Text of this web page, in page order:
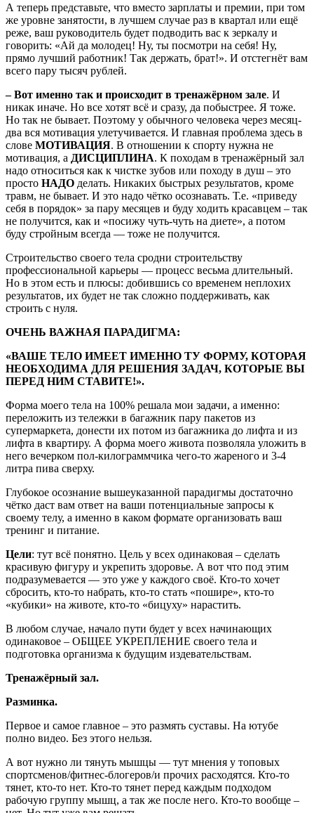
А теперь представьте, что вместо зарплаты и премии, при том
же уровне занятости, в лучшем случае раз в квартал или ещё
реже, ваш руководитель будет подводить вас к зеркалу и
говорить: «Ай да молодец! Ну, ты посмотри на себя! Ну,
прямо лучший работник! Так держать, брат!». И отстегнёт вам
всего пару тысяч рублей.
– Вот именно так и происходит в тренажёрном зале. И
никак иначе. Но все хотят всё и сразу, да побыстрее. Я тоже.
Но так не бывает. Поэтому у обычного человека через месяц-
два вся мотивация улетучивается. И главная проблема здесь в
слове МОТИВАЦИЯ. В отношении к спорту нужна не
мотивация, а ДИСЦИПЛИНА. К походам в тренажёрный зал
надо относиться как к чистке зубов или походу в душ – это
просто НАДО делать. Никаких быстрых результатов, кроме
травм, не бывает. И это надо чётко осознавать. Т.е. «приведу
себя в порядок» за пару месяцев и буду ходить красавцем – так
не получится, как и «посижу чуть-чуть на диете», а потом
буду стройным всегда — тоже не получится.
Строительство своего тела сродни строительству
профессиональной карьеры — процесс весьма длительный.
Но в этом есть и плюсы: добившись со временем неплохих
результатов, их будет не так сложно поддерживать, как
строить с нуля.
ОЧЕНЬ ВАЖНАЯ ПАРАДИГМА:
«ВАШЕ ТЕЛО ИМЕЕТ ИМЕННО ТУ ФОРМУ, КОТОРАЯ
НЕОБХОДИМА ДЛЯ РЕШЕНИЯ ЗАДАЧ, КОТОРЫЕ ВЫ
ПЕРЕД НИМ СТАВИТЕ!».
Форма моего тела на 100% решала мои задачи, а именно:
переложить из тележки в багажник пару пакетов из
супермаркета, донести их потом из багажника до лифта и из
лифта в квартиру. А форма моего живота позволяла уложить в
него вечерком пол-килограммчика чего-то жареного и 3-4
литра пива сверху.
Глубокое осознание вышеуказанной парадигмы достаточно
чётко даст вам ответ на ваши потенциальные запросы к
своему телу, а именно в каком формате организовать ваш
тренинг и питание.
Цели: тут всё понятно. Цель у всех одинаковая – сделать
красивую фигуру и укрепить здоровье. А вот что под этим
подразумевается — это уже у каждого своё. Кто-то хочет
сбросить, кто-то набрать, кто-то стать «пошире», кто-то
«кубики» на животе, кто-то «бицуху» нарастить.
В любом случае, начало пути будет у всех начинающих
одинаковое – ОБЩЕЕ УКРЕПЛЕНИЕ своего тела и
подготовка организма к будущим издевательствам.
Тренажёрный зал.
Разминка.
Первое и самое главное – это размять суставы. На ютубе
полно видео. Без этого нельзя.
А вот нужно ли тянуть мышцы — тут мнения у топовых
спортсменов/фитнес-блогеров/и прочих расходятся. Кто-то
тянет, кто-то нет. Кто-то тянет перед каждым подходом
рабочую группу мышц, а так же после него. Кто-то вообще –